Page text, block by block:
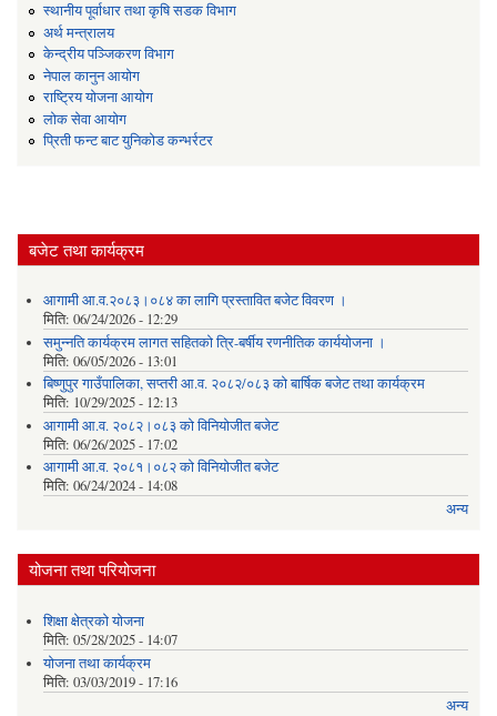
स्थानीय पूर्वाधार तथा कृषि सडक विभाग
अर्थ मन्त्रालय
केन्द्रीय पञ्जिकरण विभाग
नेपाल कानुन आयोग
राष्ट्रिय योजना आयोग
लोक सेवा आयोग
प्रिती फन्ट बाट युनिकोड कन्भर्रटर
बजेट तथा कार्यक्रम
आगामी आ.व.२०८३।०८४ का लागि प्रस्तावित बजेट विवरण ।
मिति: 06/24/2026 - 12:29
समुन्नति कार्यक्रम लागत सहितको त्रि-बर्षीय रणनीतिक कार्ययोजना ।
मिति: 06/05/2026 - 13:01
बिष्णुपुर गाउँपालिका, सप्तरी आ.व. २०८२/०८३ को बार्षिक बजेट तथा कार्यक्रम
मिति: 10/29/2025 - 12:13
आगामी आ.व. २०८२।०८३ को विनियोजीत बजेट
मिति: 06/26/2025 - 17:02
आगामी आ.व. २०८१।०८२ को विनियोजीत बजेट
मिति: 06/24/2024 - 14:08
अन्य
योजना तथा परियोजना
शिक्षा क्षेत्रकाे याेजना
मिति: 05/28/2025 - 14:07
याेजना तथा कार्यक्रम
मिति: 03/03/2019 - 17:16
अन्य